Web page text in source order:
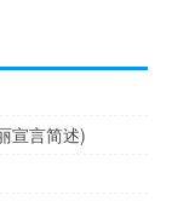
宣言简述)